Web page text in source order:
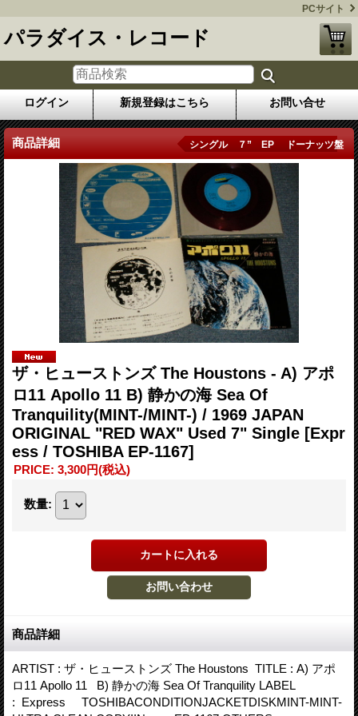
PCサイト
パラダイス・レコード
ログイン 新規登録はこちら お問い合せ
商品詳細 シングル ７” EP ドーナッツ盤
ザ・ヒューストンズ The Houstons - A) アポ
ロ11 Apollo 11 B) 静かの海 Sea Of
Tranquility(MINT-/MINT-) / 1969 JAPAN
ORIGINAL "RED WAX" Used 7" Single [Expr
ess / TOSHIBA EP-1167]
PRICE: 3,300円(税込)
数量:
商品詳細
ARTIST : ザ・ヒューストンズ The Houstons TITLE : A) アポ
ロ11 Apollo 11 B) 静かの海 Sea Of Tranquility LABEL
: Express TOSHIBACONDITIONJACKETDISKMINT-MINT-